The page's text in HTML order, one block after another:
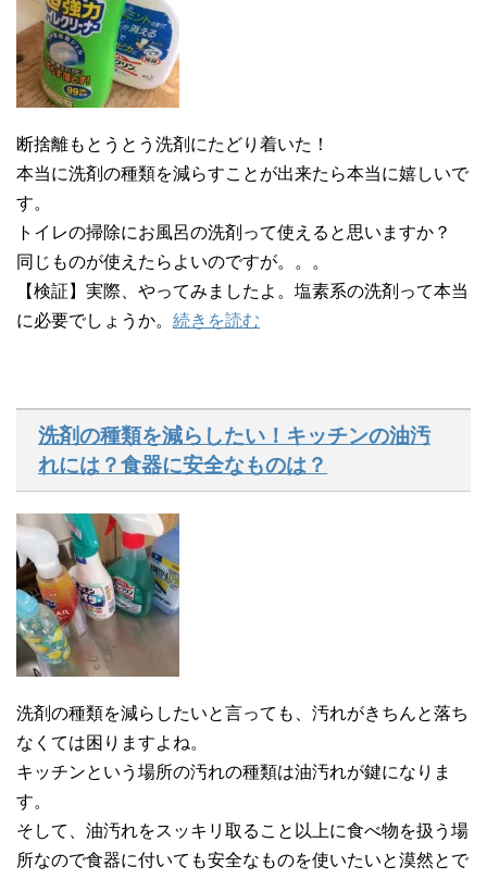
断捨離もとうとう洗剤にたどり着いた！
本当に洗剤の種類を減らすことが出来たら本当に嬉しいで
す。
トイレの掃除にお風呂の洗剤って使えると思いますか？
同じものが使えたらよいのですが。。。
【検証】実際、やってみましたよ。塩素系の洗剤って本当
に必要でしょうか。 続きを読む
洗剤の種類を減らしたい！キッチンの油汚
れには？食器に安全なものは？
洗剤の種類を減らしたいと言っても、汚れがきちんと落ち
なくては困りますよね。
キッチンという場所の汚れの種類は油汚れが鍵になりま
す。
そして、油汚れをスッキリ取ること以上に食べ物を扱う場
所なので食器に付いても安全なものを使いたいと漠然とで